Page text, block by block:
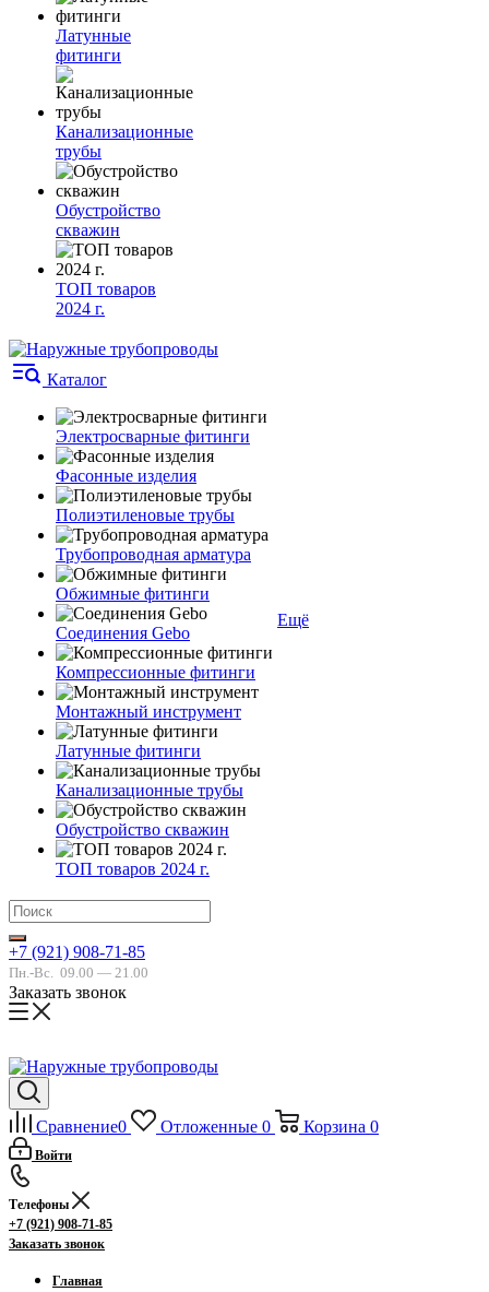
Латунные
фитинги
Канализационные
трубы
Обустройство
скважин
ТОП товаров
2024 г.
Каталог
Электросварные фитинги
Фасонные изделия
Полиэтиленовые трубы
Трубопроводная арматура
Обжимные фитинги
Соединения Gebo
Компрессионные фитинги
Монтажный инструмент
Латунные фитинги
Канализационные трубы
Обустройство скважин
ТОП товаров 2024 г.
Ещё
+7 (921) 908-71-85
Пн.-Вс. 09.00 — 21.00
Заказать звонок
Сравнение0 Отложенные 0 Корзина 0
Войти
Телефоны
+7 (921) 908-71-85
Заказать звонок
Главная